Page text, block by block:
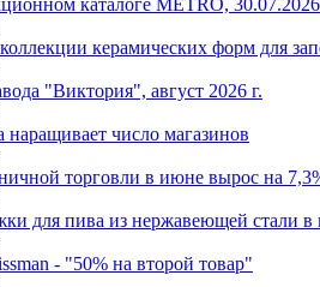
каталоге METRO,
керамических форм для
"Виктория", август 2026 г.
наращивает число магазинов
торговли в июне вырос на
для пива из нержавеющей стали
- "50% на второй товар"